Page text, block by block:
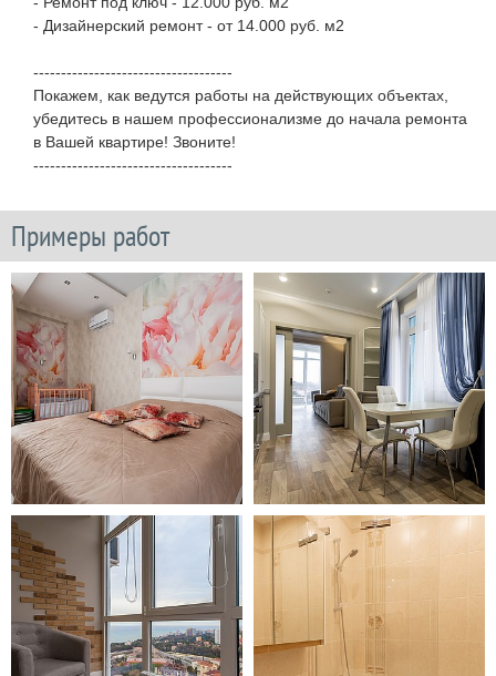
- Дизайнерский ремонт - от 14.000 руб. м2
------------------------------------
Покажем, как ведутся работы на действующих объектах,
убедитесь в нашем профессионализме до начала ремонта
в Вашей квартире! Звоните!
------------------------------------
Примеры работ